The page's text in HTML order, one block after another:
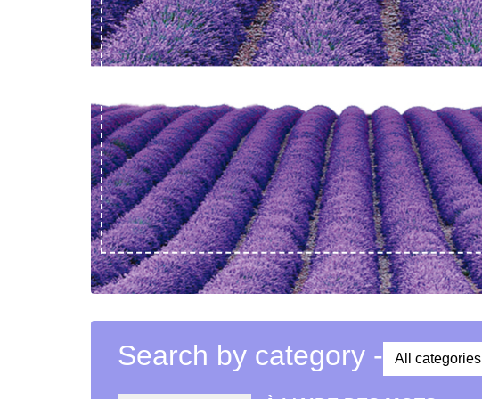
Search by category - All categories